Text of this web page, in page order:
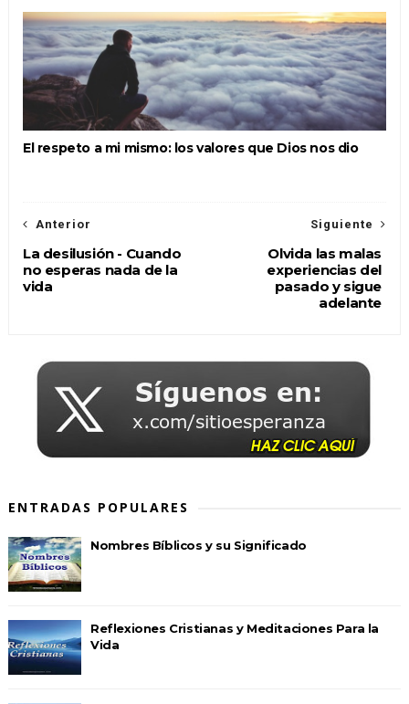
El respeto a mi mismo: los valores que Dios nos dio
Siguiente
Olvida las malas
experiencias del
pasado y sigue
adelante
Anterior
La desilusión - Cuando
no esperas nada de la
vida
ENTRADAS POPULARES
Nombres Bíblicos y su Significado
Reflexiones Cristianas y Meditaciones Para la
Vida